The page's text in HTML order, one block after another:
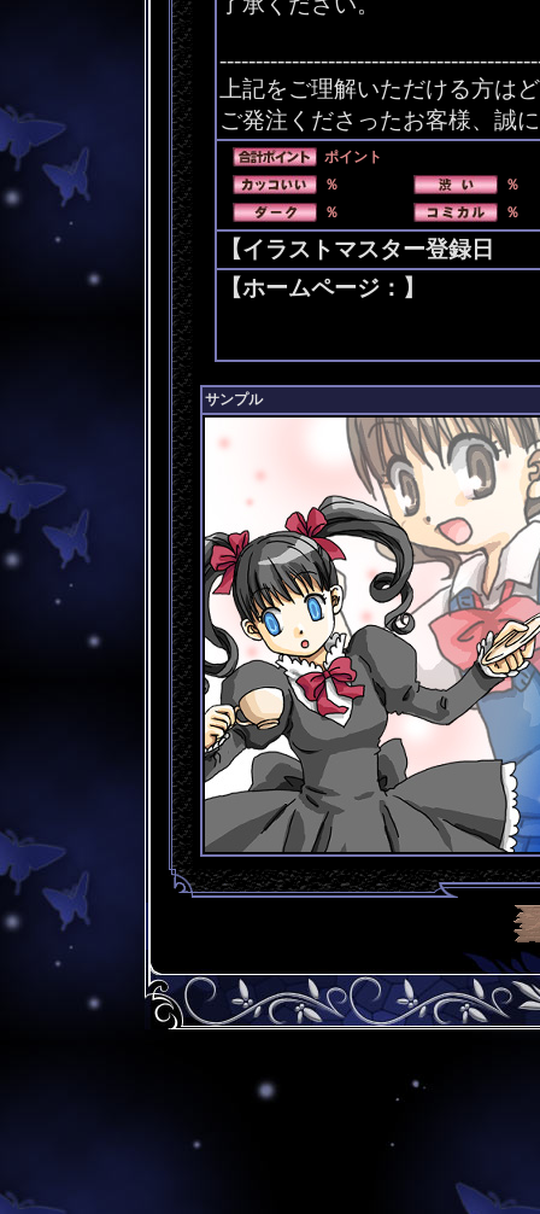
上記をご理解いただける方は
ご発注くださったお客様、誠
ポイント
％
％
％
％
【イラストマスター登録
【ホームページ：】
サンプル